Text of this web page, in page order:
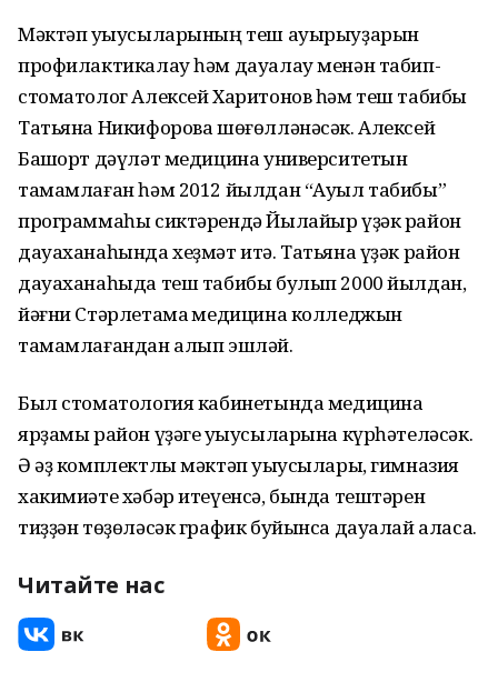
Мәктәп уҡыусыларының теш ауырыуҙарын
профилактикалау һәм дауалау менән табип-
стоматолог Алексей Харитонов һәм теш табибы
Татьяна Никифорова шөғөлләнәсәк. Алексей
Башҡорт дәүләт медицина университетын
тамамлаған һәм 2012 йылдан “Ауыл табибы”
программаһы сиктәрендә Йылайыр үҙәк район
дауаханаһында хеҙмәт итә. Татьяна үҙәк район
дауаханаһыда теш табибы булып 2000 йылдан,
йәғни Стәрлетамаҡ медицина колледжын
тамамлағандан алып эшләй.
Был стоматология кабинетында медицина
ярҙамы район үҙәге уҡыусыларына күрһәтеләсәк.
Ә әҙ комплектлы мәктәп уҡыусылары, гимназия
хакимиәте хәбәр итеүенсә, бында тештәрен
тиҙҙән төҙөләсәк график буйынса дауалай аласаҡ.
Читайте нас